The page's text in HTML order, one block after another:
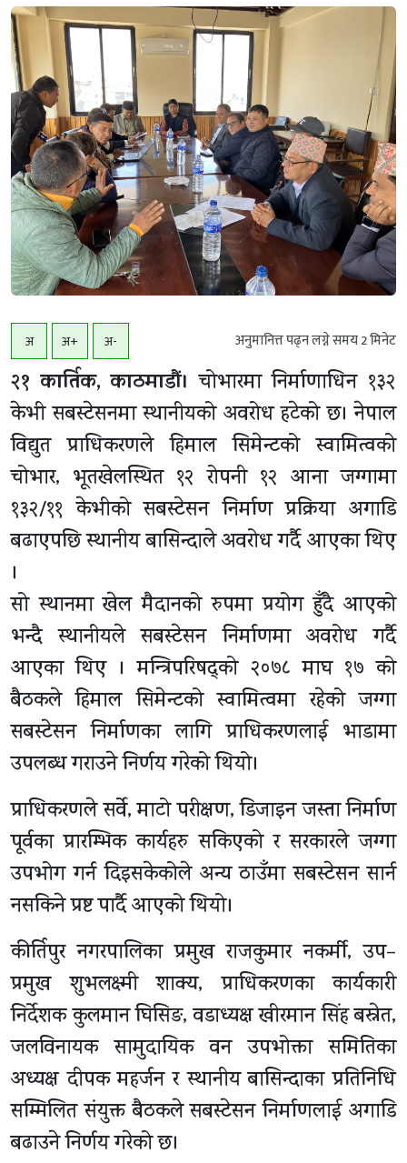
अ अ+ अ- अनुमानित्त पढ्न लग्ने समय2मिनेट
२१ कार्तिक, काठमाडौं। चोभारमा निर्माणाधिन १३२
केभी सबस्टेसनमा स्थानीयको अवरोध हटेको छ। नेपाल
विद्युत प्राधिकरणले हिमाल सिमेन्टको स्वामित्वको
चोभार, भूतखेलस्थित १२ रोपनी १२ आना जग्गामा
१३२/११ केभीको सबस्टेसन निर्माण प्रक्रिया अगाडि
बढाएपछि स्थानीय बासिन्दाले अवरोध गर्दै आएका थिए
।
सो स्थानमा खेल मैदानको रुपमा प्रयोग हुँदै आएको
भन्दै स्थानीयले सबस्टेसन निर्माणमा अवरोध गर्दै
आएका थिए । मन्त्रिपरिषद्को २०७८ माघ १७ को
बैठकले हिमाल सिमेन्टको स्वामित्वमा रहेको जग्गा
सबस्टेसन निर्माणका लागि प्राधिकरणलाई भाडामा
उपलब्ध गराउने निर्णय गरेको थियो।
प्राधिकरणले सर्वे, माटो परीक्षण, डिजाइन जस्ता निर्माण
पूर्वका प्रारम्भिक कार्यहरु सकिएको र सरकारले जग्गा
उपभोग गर्न दिइसकेकोले अन्य ठाउँमा सबस्टेसन सार्न
नसकिने प्रष्ट पार्दै आएको थियो।
कीर्तिपुर नगरपालिका प्रमुख राजकुमार नकर्मी, उप–
प्रमुख शुभलक्ष्मी शाक्य, प्राधिकरणका कार्यकारी
निर्देशक कुलमान घिसिङ, वडाध्यक्ष खीरमान सिंह बस्नेत,
जलविनायक सामुदायिक वन उपभोक्ता समितिका
अध्यक्ष दीपक महर्जन र स्थानीय बासिन्दाका प्रतिनिधि
सम्मिलित संयुक्त बैठकले सबस्टेसन निर्माणलाई अगाडि
बढाउने निर्णय गरेको छ।